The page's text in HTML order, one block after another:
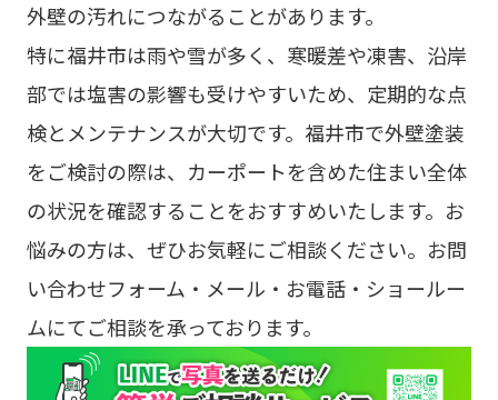
外壁の汚れにつながることがあります。
特に福井市は雨や雪が多く、寒暖差や凍害、沿岸
部では塩害の影響も受けやすいため、定期的な点
検とメンテナンスが大切です。福井市で外壁塗装
をご検討の際は、カーポートを含めた住まい全体
の状況を確認することをおすすめいたします。お
悩みの方は、ぜひお気軽にご相談ください。お問
い合わせフォーム・メール・お電話・ショールー
ムにてご相談を承っております。